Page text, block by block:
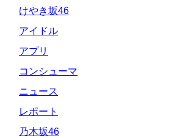
けやき坂46
アイドル
アプリ
コンシューマ
ニュース
レポート
乃木坂46